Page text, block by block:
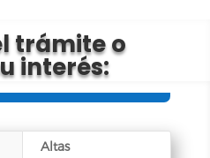
trámite o
interés:
Altas